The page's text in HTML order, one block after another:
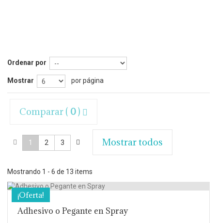
Ordenar por
Mostrar por página
Comparar ( 0)
Mostrar todos
1 2 3
Mostrando 1 - 6 de 13 items
¡Oferta!
Adhesivo o Pegante en Spray